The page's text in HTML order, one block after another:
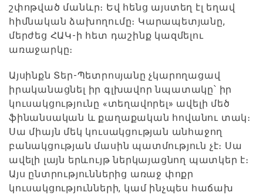
շփոթված մանևր։ Եվ հենց այստեղ էլ եղավ
հիմնական ձախողումը։ Կարապետյանը,
մերժեց ՀԱԿ-ի հետ դաշինք կազմելու
առաջարկը։
Այսինքն Տեր-Պետրոսյանը չկարողացավ
իրականացնել իր գլխավոր նպատակը՝ իր
կուսակցությունը «տեղավորել» ավելի մեծ
ֆինանսական և քաղաքական հովանու տակ։
Սա միայն մեկ կուսակցության անհաջող
բանակցության մասին պատմություն չէ։ Սա
ավելի լայն երևույթ ներկայացնող պատկեր է։
Այս ընտրություններից առաջ փոքր
կուսակցությունների, կամ ինչպես հաճախ